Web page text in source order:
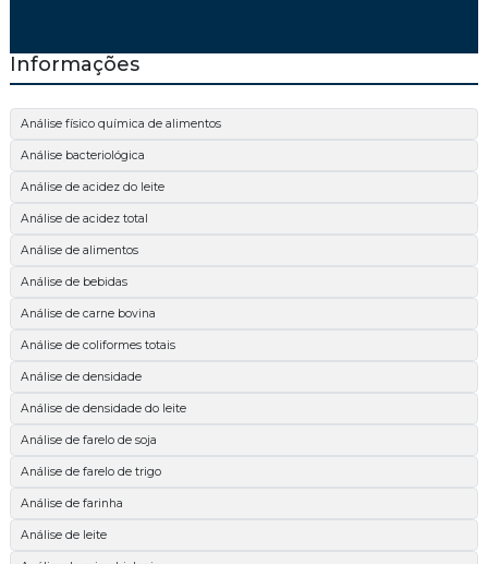
Informações
Análise físico química de alimentos
Análise bacteriológica
Análise de acidez do leite
Análise de acidez total
Análise de alimentos
Análise de bebidas
Análise de carne bovina
Análise de coliformes totais
Análise de densidade
Análise de densidade do leite
Análise de farelo de soja
Análise de farelo de trigo
Análise de farinha
Análise de leite